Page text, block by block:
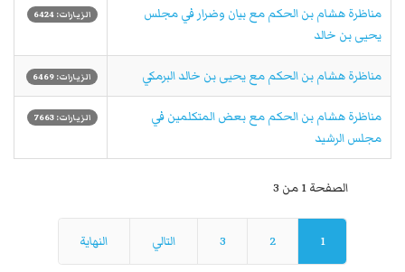
مناظرة هشام بن الحكم مع بيان وضرار في مجلس
يحيى بن خالد
الزيارات: 6424
مناظرة هشام بن الحكم مع يحيى بن خالد البرمكي الزيارات: 6469
مناظرة هشام بن الحكم مع بعض المتكلمين في
مجلس الرشيد
الزيارات: 7663
الصفحة 1 من 3
1
2
3 التالي النهاية